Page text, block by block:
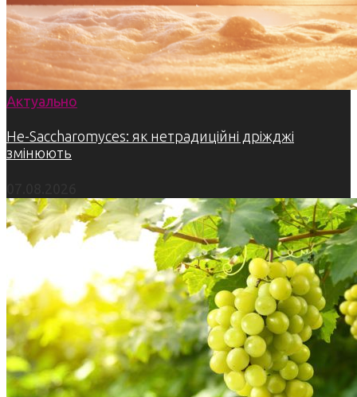
Актуально
Не-Saccharomyces: як нетрадиційні дріжджі
змінюють